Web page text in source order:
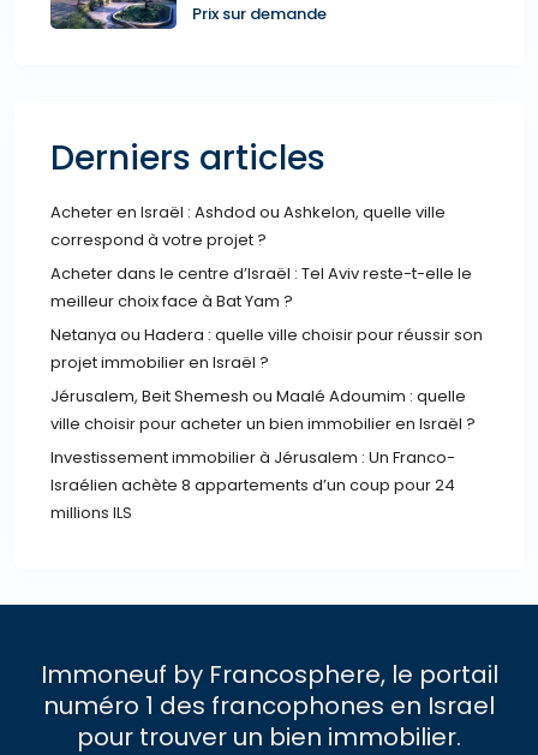
Prix sur demande
Derniers articles
Acheter en Israël : Ashdod ou Ashkelon, quelle ville
correspond à votre projet ?
Acheter dans le centre d’Israël : Tel Aviv reste-t-elle le
meilleur choix face à Bat Yam ?
Netanya ou Hadera : quelle ville choisir pour réussir son
projet immobilier en Israël ?
Jérusalem, Beit Shemesh ou Maalé Adoumim : quelle
ville choisir pour acheter un bien immobilier en Israël ?
Investissement immobilier à Jérusalem : Un Franco-
Israélien achète 8 appartements d’un coup pour 24
millions ILS
Immoneuf by Francosphere, le portail
numéro 1 des francophones en Israel
pour trouver un bien immobilier.